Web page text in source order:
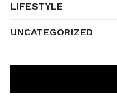
LIFESTYLE
UNCATEGORIZED